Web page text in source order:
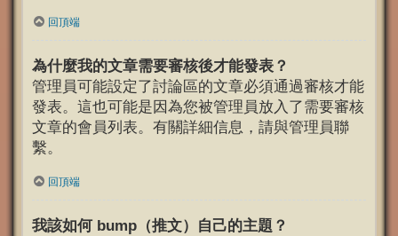
回頂端
為什麼我的文章需要審核後才能發表？
管理員可能設定了討論區的文章必須通過審核才能
發表。這也可能是因為您被管理員放入了需要審核
文章的會員列表。有關詳細信息，請與管理員聯
繫。
回頂端
我該如何 bump（推文）自己的主題？